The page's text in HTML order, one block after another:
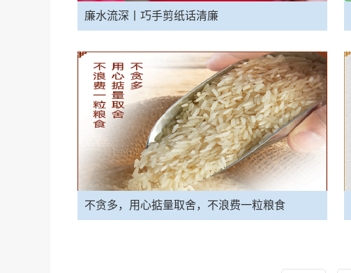
廉水流深丨巧手剪纸话清廉
不贪多，用心掂量取舍，不浪费一粒粮食